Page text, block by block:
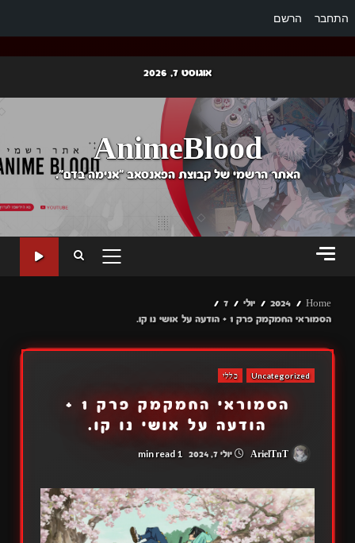
התחבר הרשם
content
אוגוסט 7, 2026
AnimeBlood
האתר הרשמי של קבוצת הפאנסאב "אנימה בדם".
PRIMARY
Home
2024 יולי
7
הסמוראי החמקמק פרק 1 + הודעה על אושי נו קו.
Uncategorized כללי
הסמוראי החמקמק פרק 1 +
הודעה על אושי נו קו.
ArielTnT יולי 7, 2024 1 min read